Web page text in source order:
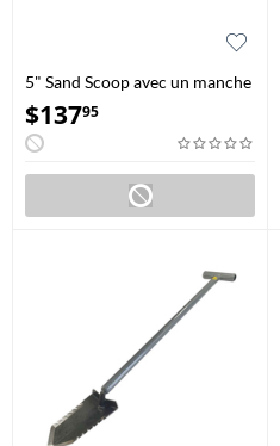
5" Sand Scoop avec un manche
de 36"
$13795